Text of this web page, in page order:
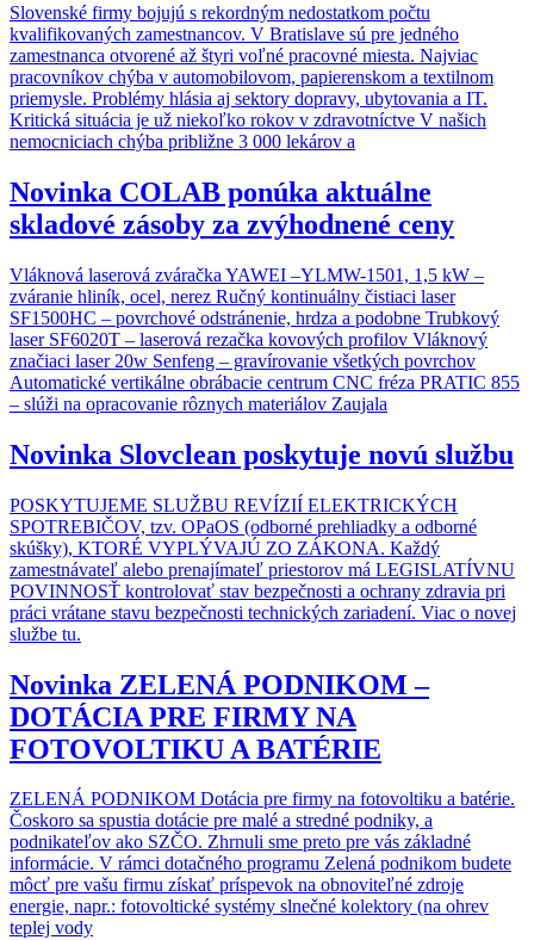
Slovenské firmy bojujú s rekordným nedostatkom počtu
kvalifikovaných zamestnancov. V Bratislave sú pre jedného
zamestnanca otvorené až štyri voľné pracovné miesta. Najviac
pracovníkov chýba v automobilovom, papierenskom a textilnom
priemysle. Problémy hlásia aj sektory dopravy, ubytovania a IT.
Kritická situácia je už niekoľko rokov v zdravotníctve V našich
nemocniciach chýba približne 3 000 lekárov a
Novinka COLAB ponúka aktuálne
skladové zásoby za zvýhodnené ceny
Vláknová laserová zváračka YAWEI –YLMW-1501, 1,5 kW –
zváranie hliník, ocel, nerez Ručný kontinuálny čistiaci laser
SF1500HC – povrchové odstránenie, hrdza a podobne Trubkový
laser SF6020T – laserová rezačka kovových profilov Vláknový
značiaci laser 20w Senfeng – gravírovanie všetkých povrchov
Automatické vertikálne obrábacie centrum CNC fréza PRATIC 855
– slúži na opracovanie rôznych materiálov Zaujala
Novinka Slovclean poskytuje novú službu
POSKYTUJEME SLUŽBU REVÍZIÍ ELEKTRICKÝCH
SPOTREBIČOV, tzv. OPaOS (odborné prehliadky a odborné
skúšky), KTORÉ VYPLÝVAJÚ ZO ZÁKONA. Každý
zamestnávateľ alebo prenajímateľ priestorov má LEGISLATÍVNU
POVINNOSŤ kontrolovať stav bezpečnosti a ochrany zdravia pri
práci vrátane stavu bezpečnosti technických zariadení. Viac o novej
službe tu.
Novinka ZELENÁ PODNIKOM –
DOTÁCIA PRE FIRMY NA
FOTOVOLTIKU A BATÉRIE
ZELENÁ PODNIKOM Dotácia pre firmy na fotovoltiku a batérie.
Čoskoro sa spustia dotácie pre malé a stredné podniky, a
podnikateľov ako SZČO. Zhrnuli sme preto pre vás základné
informácie. V rámci dotačného programu Zelená podnikom budete
môcť pre vašu firmu získať príspevok na obnoviteľné zdroje
energie, napr.: fotovoltické systémy slnečné kolektory (na ohrev
teplej vody